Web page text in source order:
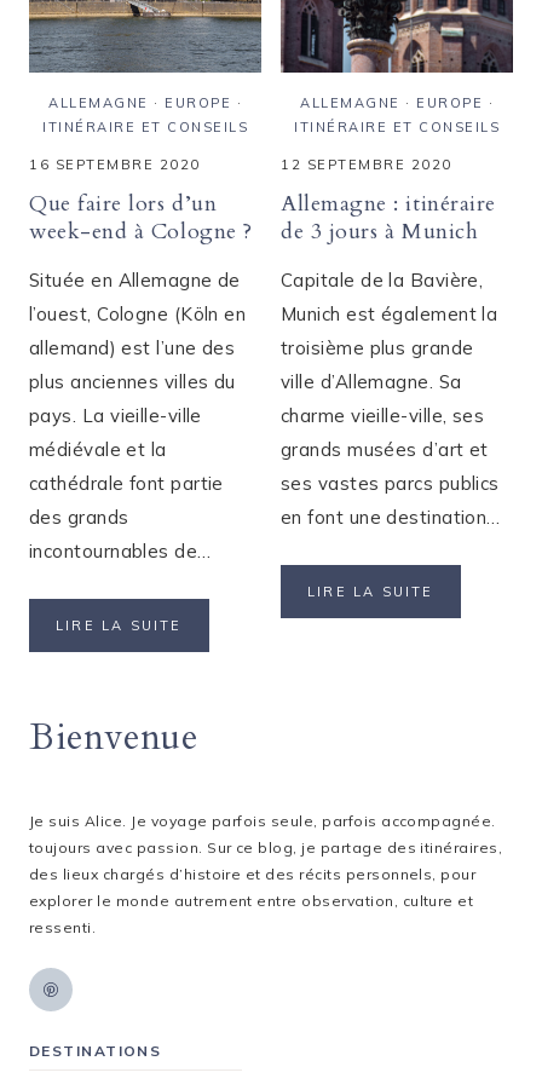
ALLEMAGNE · EUROPE ·
ITINÉRAIRE ET CONSEILS
16 SEPTEMBRE 2020
Que faire lors d’un
week-end à Cologne ?
Située en Allemagne de
l’ouest, Cologne (Köln en
allemand) est l’une des
plus anciennes villes du
pays. La vieille-ville
médiévale et la
cathédrale font partie
des grands
incontournables de…
LIRE LA SUITE
END
?
ALLEMAGNE · EUROPE ·
ITINÉRAIRE ET CONSEILS
12 SEPTEMBRE 2020
Allemagne : itinéraire
de 3 jours à Munich
Capitale de la Bavière,
Munich est également la
troisième plus grande
ville d’Allemagne. Sa
charme vieille-ville, ses
grands musées d’art et
ses vastes parcs publics
en font une destination…
LIRE LA SUITE
Bienvenue
Je suis Alice. Je voyage parfois seule, parfois accompagnée.
toujours avec passion. Sur ce blog, je partage des itinéraires,
des lieux chargés d’histoire et des récits personnels, pour
explorer le monde autrement entre observation, culture et
ressenti.
DESTINATIONS